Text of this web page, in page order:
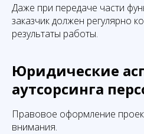
Даже при передаче части
заказчик должен регулярно
результаты работы.
Юридические
аутсорсинга
Правовое оформление
внимания.